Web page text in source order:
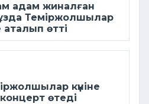
адам жиналған
Теміржолшылар
аталып өтті
күніне
өтеді